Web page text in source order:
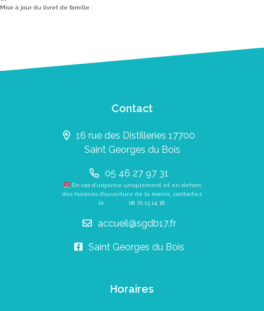
Mise à jour du livret de famille :
Contact
16 rue des Distilleries 17700
Saint Georges du Bois
05 46 27 97 31
En cas d’urgence uniquement et en dehors
des horaires d’ouverture de la mairie, contactez
le 06 70 13 14 18
accueil@sgdb17.fr
Saint Georges du Bois
Horaires